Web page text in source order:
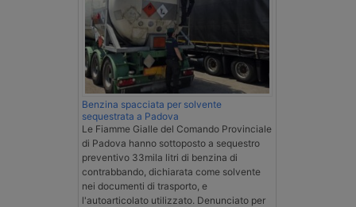
Benzina spacciata per solvente
sequestrata a Padova
Le Fiamme Gialle del Comando Provinciale
di Padova hanno sottoposto a sequestro
preventivo 33mila litri di benzina di
contrabbando, dichiarata come solvente
nei documenti di trasporto, e
l'autoarticolato utilizzato. Denunciato per